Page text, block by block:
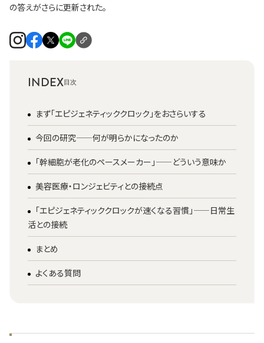
の答えがさらに更新された。
INDEX
まず「エピジェネティッククロック」をおさらいする
今回の研究——何が明らかになったのか
「幹細胞が老化のペースメーカー」——どういう意味か
美容医療・ロンジェビティとの接続点
「エピジェネティッククロックが速くなる習慣」——日常生
活との接続
まとめ
よくある質問